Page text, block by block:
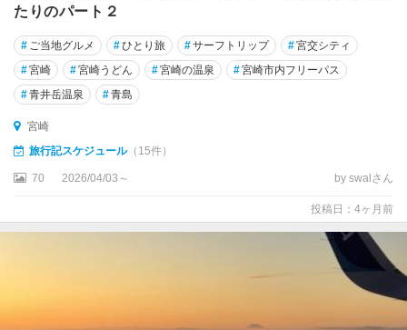
たりのパート２
# ご当地グルメ #ひとり旅 #サーフトリップ #宮交シティ
#宮崎 #宮崎うどん #宮崎の温泉 #宮崎市内フリーパス
#青井岳温泉 #青島
宮崎
旅行記スケジュール（15件）
70 2026/04/03～ by swalさん
投稿日：4ヶ月前